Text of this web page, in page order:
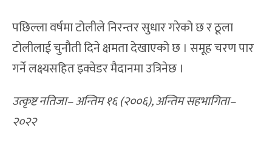
पछिल्ला वर्षमा टोलीले निरन्तर सुधार गरेको छ र ठूला
टोलीलाई चुनौती दिने क्षमता देखाएको छ । समूह चरण पार
गर्ने लक्ष्यसहित इक्वेडर मैदानमा उत्रिनेछ ।
उत्कृष्ट नतिजा– अन्तिम १६ (२००६), अन्तिम सहभागिता–
२०२२